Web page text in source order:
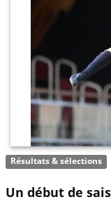
Résultats & sélections
Un début de